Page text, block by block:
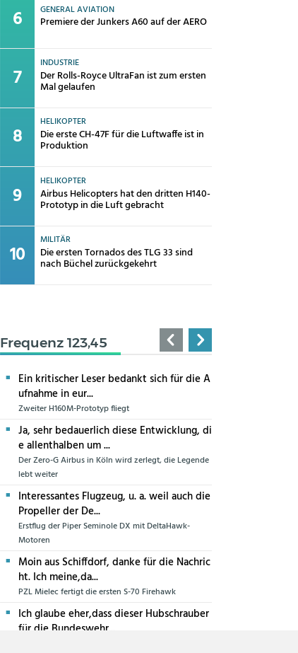
GENERAL AVIATION
Premiere der Junkers A60 auf der AERO
INDUSTRIE
Der Rolls-Royce UltraFan ist zum ersten
Mal gelaufen
HELIKOPTER
Die erste CH-47F für die Luftwaffe ist in
Produktion
HELIKOPTER
Airbus Helicopters hat den dritten H140-
Prototyp in die Luft gebracht
MILITÄR
Die ersten Tornados des TLG 33 sind
nach Büchel zurückgekehrt
Frequenz 123,45
Ein kritischer Leser bedankt sich für die A
ufnahme in eur...
Zweiter H160M-Prototyp fliegt
Ja, sehr bedauerlich diese Entwicklung, di
e allenthalben um ...
Der Zero-G Airbus in Köln wird zerlegt, die Legende
lebt weiter
Interessantes Flugzeug, u. a. weil auch die
Propeller der De...
Erstflug der Piper Seminole DX mit DeltaHawk-
Motoren
Moin aus Schiffdorf, danke für die Nachric
ht. Ich meine,da...
PZL Mielec fertigt die ersten S-70 Firehawk
Ich glaube eher,dass dieser Hubschrauber
für die Bundeswehr...